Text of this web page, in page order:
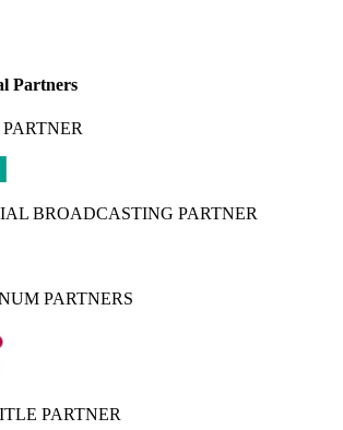
Partners
BROADCASTING PARTNER
PARTNERS
PARTNER